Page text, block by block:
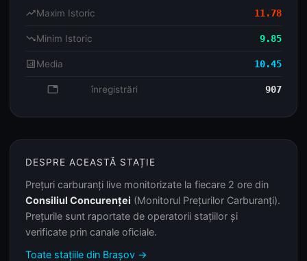
trending_upMaxim Istoric 11.78
trending_downMinim Istoric 9.85
analyticsMedia 10.45
database înregistrări 907
DESPRE ACEASTĂ STAȚIE
Prețuri carburanți live monitorizate la fiecare 2 ore din
Consiliul Concurenței (Monitorul Prețurilor Carburanți).
Prețurile sunt raportate de operatorii stațiilor și
verificate prin canale oficiale.
Toate stațiile din Brașov →